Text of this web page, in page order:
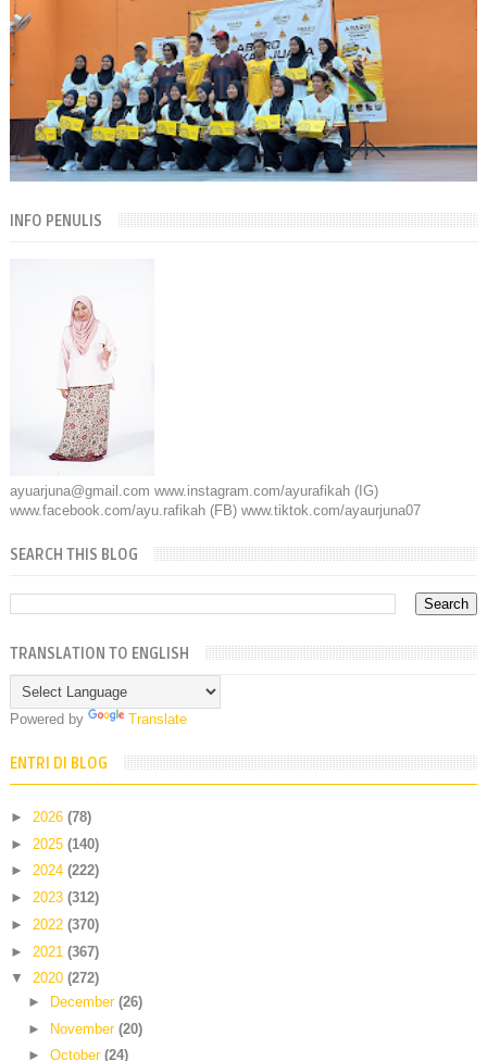
INFO PENULIS
ayuarjuna@gmail.com www.instagram.com/ayurafikah (IG)
www.facebook.com/ayu.rafikah (FB) www.tiktok.com/ayaurjuna07
SEARCH THIS BLOG
TRANSLATION TO ENGLISH
Powered by Translate
ENTRI DI BLOG
► 2026 (78)
► 2025 (140)
► 2024 (222)
► 2023 (312)
► 2022 (370)
► 2021 (367)
▼ 2020 (272)
►
December (26)
► November (20)
► October (24)